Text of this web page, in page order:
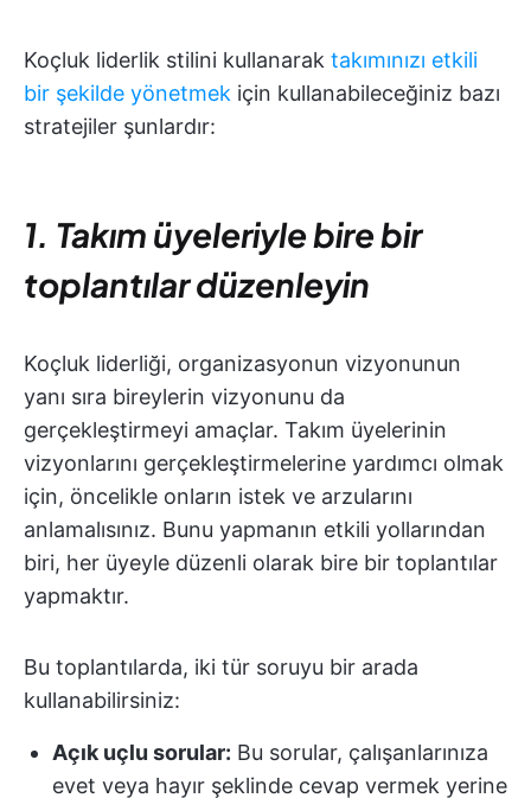
Koçluk liderlik stilini kullanarak takımınızı etkili
bir şekilde yönetmek için kullanabileceğiniz bazı
stratejiler şunlardır:
1. Takım üyeleriyle bire bir
toplantılar düzenleyin
Koçluk liderliği, organizasyonun vizyonunun
yanı sıra bireylerin vizyonunu da
gerçekleştirmeyi amaçlar. Takım üyelerinin
vizyonlarını gerçekleştirmelerine yardımcı olmak
için, öncelikle onların istek ve arzularını
anlamalısınız. Bunu yapmanın etkili yollarından
biri, her üyeyle düzenli olarak bire bir toplantılar
yapmaktır.
Bu toplantılarda, iki tür soruyu bir arada
kullanabilirsiniz:
Açık uçlu sorular: Bu sorular, çalışanlarınıza
evet veya hayır şeklinde cevap vermek yerine